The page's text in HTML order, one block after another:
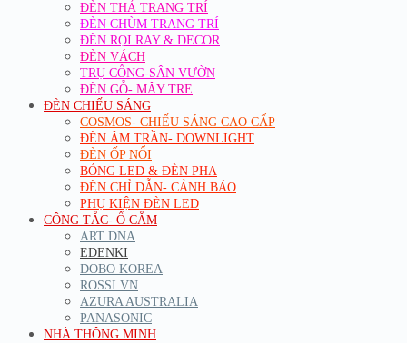
ĐÈN THẢ TRANG TRÍ
ĐÈN CHÙM TRANG TRÍ
ĐÈN RỌI RAY & DECOR
ĐÈN VÁCH
TRỤ CỔNG-SÂN VƯỜN
ĐÈN GỖ- MÂY TRE
ĐÈN CHIẾU SÁNG
COSMOS- CHIẾU SÁNG CAO CẤP
ĐÈN ÂM TRẦN- DOWNLIGHT
ĐÈN ỐP NỔI
BÓNG LED & ĐÈN PHA
ĐÈN CHỈ DẪN- CẢNH BÁO
PHỤ KIỆN ĐÈN LED
CÔNG TẮC- Ổ CẮM
ART DNA
EDENKI
DOBO KOREA
ROSSI VN
AZURA AUSTRALIA
PANASONIC
NHÀ THÔNG MINH